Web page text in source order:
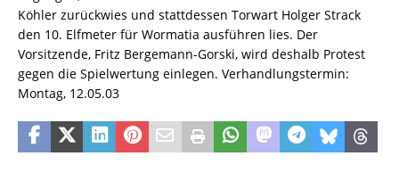
Köhler zurückwies und stattdessen Torwart Holger Strack
den 10. Elfmeter für Wormatia ausführen lies. Der
Vorsitzende, Fritz Bergemann-Gorski, wird deshalb Protest
gegen die Spielwertung einlegen. Verhandlungstermin:
Montag, 12.05.03